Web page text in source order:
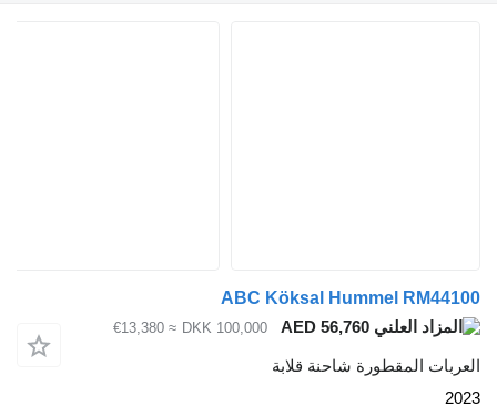
ABC Köksal Hummel RM44100
DKK 100,000
≈ €13,380
العربات المقطورة شاحنة قلابة
2023